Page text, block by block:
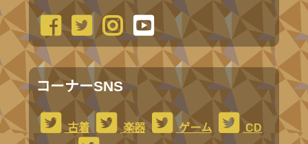
コーナーSNS
古着 楽器 ゲーム CD